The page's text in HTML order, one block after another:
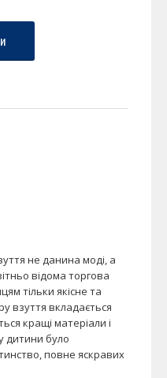
не данина моді, а
відома торгова
тільки якісне та
взуття вкладається
кращі матеріали і
дитини було
повне яскравих